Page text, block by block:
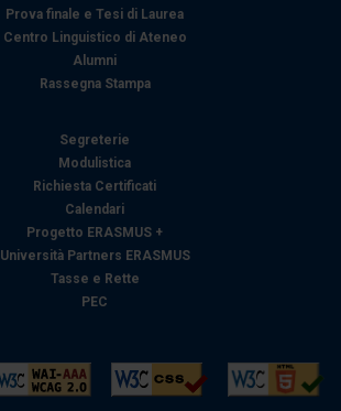
Prova finale e Tesi di Laurea
Centro Linguistico di Ateneo
Alumni
Rassegna Stampa
Segreterie
Modulistica
Richiesta Certificati
Calendari
Progetto ERASMUS +
Università Partners ERASMUS
Tasse e Rette
PEC